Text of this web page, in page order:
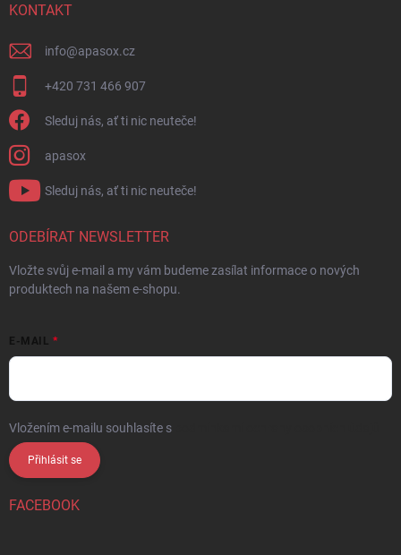
KONTAKT
info@apasox.cz
+420 731 466 907
Sleduj nás, ať ti nic neuteče!
apasox
Sleduj nás, ať ti nic neuteče!
ODEBÍRAT NEWSLETTER
Vložte svůj e-mail a my vám budeme zasílat informace o nových
produktech na našem e-shopu.
E-MAIL
Vložením e-mailu souhlasíte s
Přihlásit se
FACEBOOK